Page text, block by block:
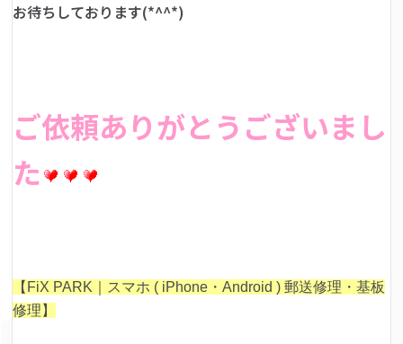
お待ちしております(*^^*)
ご依頼ありがとうございまし
た
【FiX PARK｜スマホ ( iPhone・Android ) 郵送修理・基板
修理】